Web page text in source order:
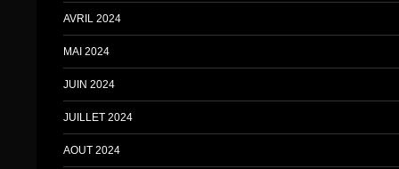
AVRIL 2024
MAI 2024
JUIN 2024
JUILLET 2024
AOUT 2024